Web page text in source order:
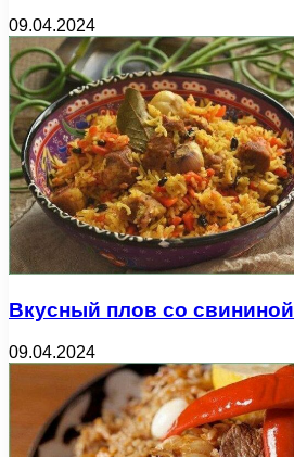
09.04.2024
Вкусный плов со свининой
09.04.2024